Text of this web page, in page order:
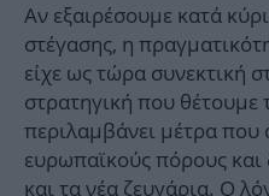
Αν εξαιρέσουμε κατά
στέγασης, η
είχε ως τώρα συνεκτική
στρατηγική που
περιλαμβάνει μέτρα που
ευρωπαϊκούς πόρους και
και τα νέα ζευγάρια. Ο